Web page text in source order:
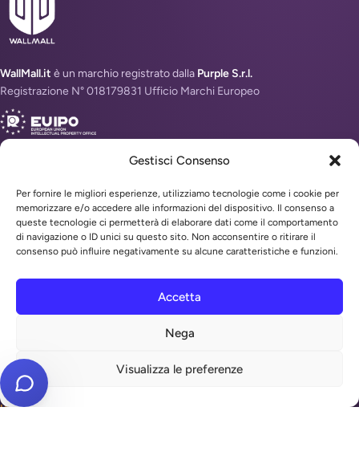
Gestisci Consenso
Per fornire le migliori esperienze, utilizziamo tecnologie come i cookie per
memorizzare e/o accedere alle informazioni del dispositivo. Il consenso a
queste tecnologie ci permetterà di elaborare dati come il comportamento
di navigazione o ID unici su questo sito. Non acconsentire o ritirare il
consenso può influire negativamente su alcune caratteristiche e funzioni.
Accetta
Nega
Visualizza le preferenze
WallMall.it è un marchio registrato dalla Purple S.r.l.
Registrazione N° 018179831 Ufficio Marchi Europeo
INFO
Antifurti e sicurezza
Domotica e Arduino
INSTALLATORI PER ZONA